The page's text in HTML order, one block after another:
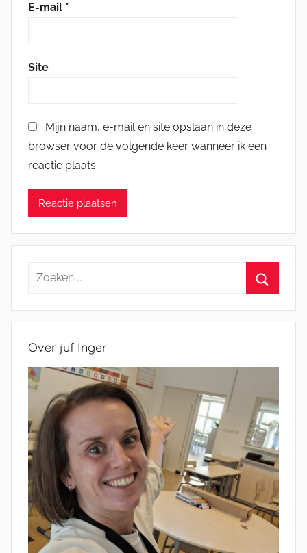
E-mail *
Site
Mijn naam, e-mail en site opslaan in deze
browser voor de volgende keer wanneer ik een
reactie plaats.
Zoeken
Over juf Inger